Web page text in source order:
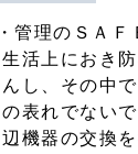
管理のＳＡＦ
活上におき
し、その中
表れでない
機器の交換